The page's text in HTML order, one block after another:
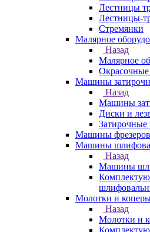
Лестницы
Лестницы-
Стремянки
Малярное
Назад
Малярное
Машины
Назад
Машины
Диски и
Машины
Машины
Назад
Машины
Молотки и
Назад
Молотки и